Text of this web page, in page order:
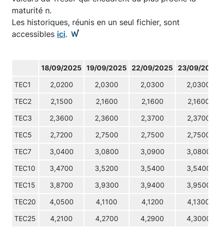
maturité n.
Les historiques, réunis en un seul fichier, sont
accessibles ici.
18/09/2025 19/09/2025 22/09/2025 23/09/2025
TEC1 2,0200 2,0300 2,0300 2,0300
TEC2 2,1500 2,1600 2,1600 2,1600
TEC3 2,3600 2,3600 2,3700 2,3700
TEC5 2,7200 2,7500 2,7500 2,7500
TEC7 3,0400 3,0800 3,0900 3,0800
TEC10 3,4700 3,5200 3,5400 3,5400
TEC15 3,8700 3,9300 3,9400 3,9500
TEC20 4,0500 4,1100 4,1200 4,1300
TEC25 4,2100 4,2700 4,2900 4,3000